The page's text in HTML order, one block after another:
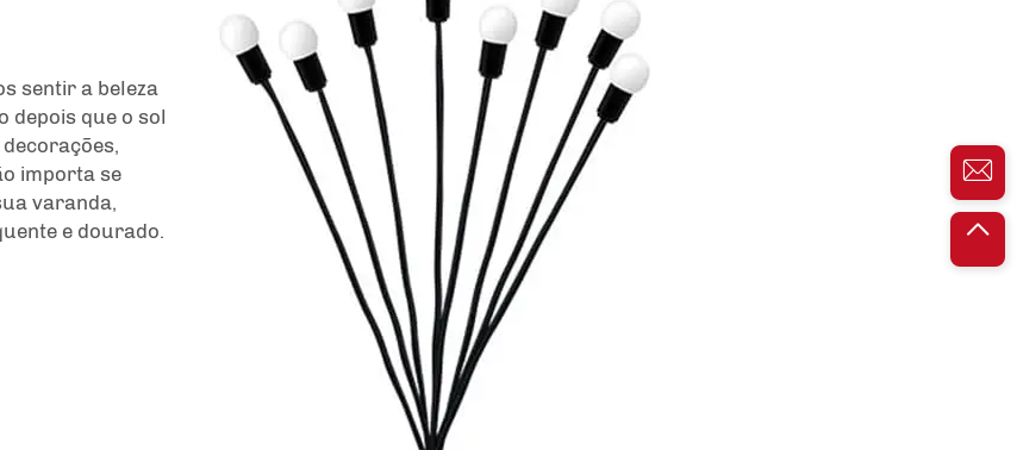
sentir a beleza
depois que o sol
importa se
varanda,
e dourado.